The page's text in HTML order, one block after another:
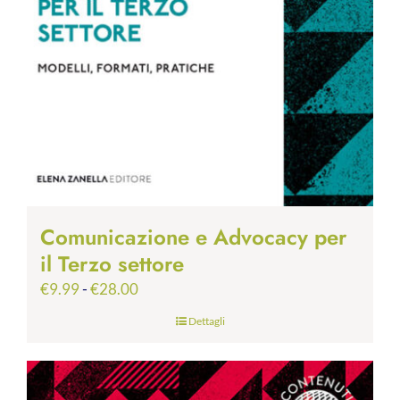
Comunicazione e Advocacy per
il Terzo settore
€9.99-€28.00Fascia
€9.99
Dettagli